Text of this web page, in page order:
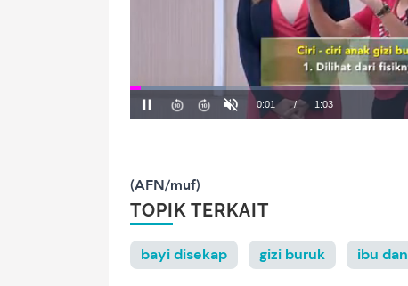
(AFN/muf)
TOPIK TERKAIT
bayi disekap gizi buruk ibu